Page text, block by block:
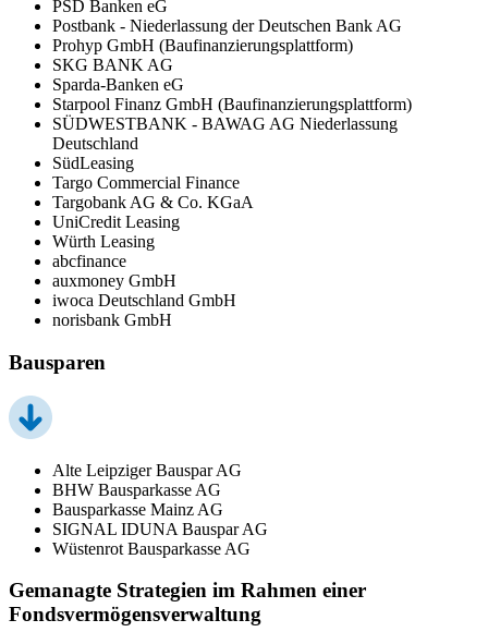
PSD Banken eG
Postbank - Niederlassung der Deutschen Bank AG
Prohyp GmbH (Baufinanzierungsplattform)
SKG BANK AG
Sparda-Banken eG
Starpool Finanz GmbH (Baufinanzierungsplattform)
SÜDWESTBANK - BAWAG AG Niederlassung
Deutschland
SüdLeasing
Targo Commercial Finance
Targobank AG & Co. KGaA
UniCredit Leasing
Würth Leasing
abcfinance
auxmoney GmbH
iwoca Deutschland GmbH
norisbank GmbH
Bausparen
Alte Leipziger Bauspar AG
BHW Bausparkasse AG
Bausparkasse Mainz AG
SIGNAL IDUNA Bauspar AG
Wüstenrot Bausparkasse AG
Gemanagte Strategien im Rahmen einer
Fondsvermögensverwaltung